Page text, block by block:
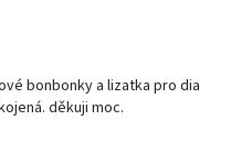
bonbonky a lizatka pro dia
děkuji moc.